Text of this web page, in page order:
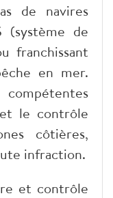
de navires
(système de
franchissant
en mer.
le contrôle
côtières,
infraction.
et contrôle